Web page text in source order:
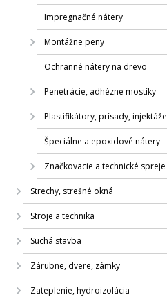
Impregnačné nátery
Montážne peny
Ochranné nátery na drevo
Penetrácie, adhézne mostíky
Plastifikátory, prísady, injektáže
Špeciálne a epoxidové nátery
Značkovacie a technické spreje
Strechy, strešné okná
Stroje a technika
Suchá stavba
Zárubne, dvere, zámky
Zateplenie, hydroizolácia